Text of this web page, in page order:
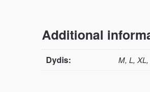
Additional
Dydis: M, L,